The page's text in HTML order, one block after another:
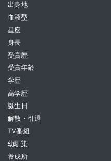
出身地
血液型
星座
身長
受賞歴
受賞年齢
学歴
高学歴
誕生日
解散・引退
TV番組
幼馴染
養成所